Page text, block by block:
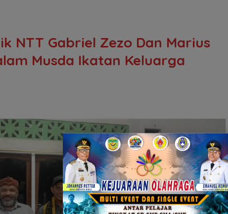
NTT Gabriel Zezo Dan Marius
Musda Ikatan Keluarga